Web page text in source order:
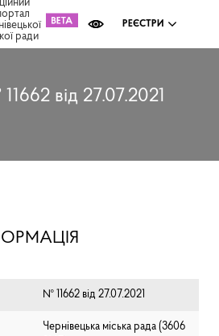
ради
РЕЄСТРИ
від 27.07.2021
№ 11662 від 27.07.2021
Чернівецька міська рада (⁨3606